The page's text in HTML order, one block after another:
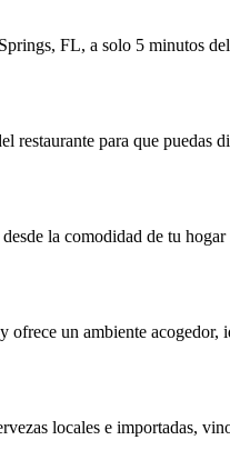
FL, a solo 5 minutos
restaurante para que puedas
la comodidad de tu
ofrece un ambiente
locales e importadas,